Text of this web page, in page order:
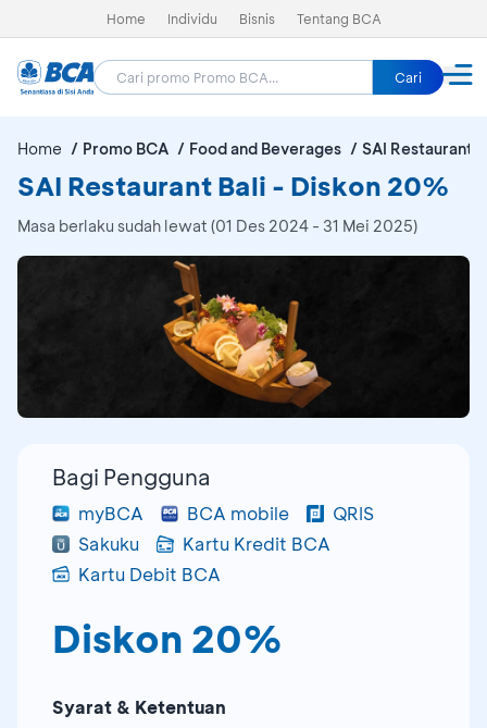
Home Individu Bisnis Tentang BCA
Cari
Home Promo BCA Food and Beverages SAI Restaurant
SAI Restaurant Bali - Diskon 20%
Masa berlaku sudah lewat (01 Des 2024 - 31 Mei 2025)
Bagi Pengguna
myBCA BCA mobile
QRIS
Sakuku
Kartu Kredit BCA
Kartu Debit BCA
Diskon 20%
Syarat & Ketentuan